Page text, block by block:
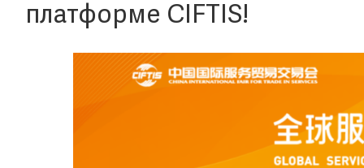
платформе CIFTIS!